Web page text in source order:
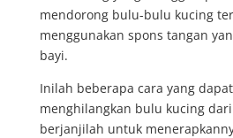
mendorong bulu-bulu kucing
menggunakan spons tangan
bayi.
Inilah beberapa cara yang
menghilangkan bulu kucing
berjanjilah untuk